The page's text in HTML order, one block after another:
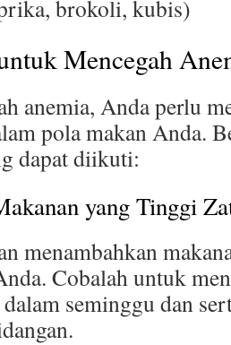
brokoli, kubis)
Mencegah
anemia, Anda perlu
pola makan Anda.
dapat diikuti:
yang Tinggi
menambahkan
Cobalah untuk
seminggu dan